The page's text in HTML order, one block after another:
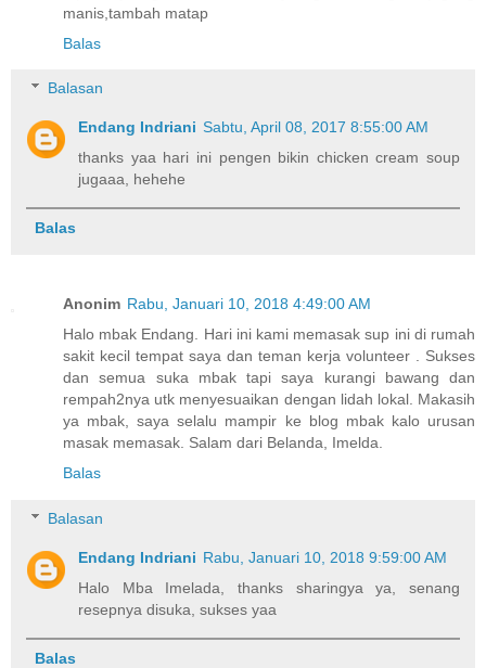
manis,tambah matap
Balas
Balasan
Endang Indriani Sabtu, April 08, 2017 8:55:00 AM
thanks yaa hari ini pengen bikin chicken cream soup
jugaaa, hehehe
Balas
Anonim Rabu, Januari 10, 2018 4:49:00 AM
Halo mbak Endang. Hari ini kami memasak sup ini di rumah
sakit kecil tempat saya dan teman kerja volunteer . Sukses
dan semua suka mbak tapi saya kurangi bawang dan
rempah2nya utk menyesuaikan dengan lidah lokal. Makasih
ya mbak, saya selalu mampir ke blog mbak kalo urusan
masak memasak. Salam dari Belanda, Imelda.
Balas
Balasan
Endang Indriani Rabu, Januari 10, 2018 9:59:00 AM
Halo Mba Imelada, thanks sharingya ya, senang
resepnya disuka, sukses yaa
Balas